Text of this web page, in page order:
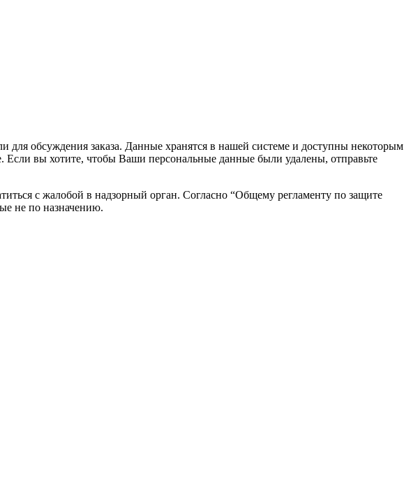
обсуждения заказа. Данные хранятся в нашей системе и доступны некоторым
Если вы хотите, чтобы Ваши персональные данные были удалены, отправьте
с жалобой в надзорный орган. Согласно “Общему регламенту по защите
не по назначению.